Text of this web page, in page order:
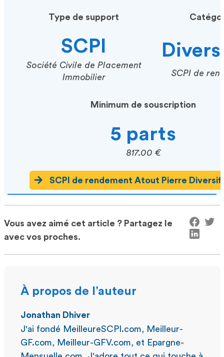
Type de support
SCPI
Société Civile de Placement
Immobilier
SCPI de
Minimum de souscription
5 parts
817.00 €
SCPI de rendement Atout Pierre
Vous avez aimé cet article ? Partagez le
avec vos proches.
À propos de l’auteur
Jonathan Dhiver
J'ai fondé MeilleureSCPI.com, Meilleur-
GF.com, Meilleur-GFV.com, et Epargne-